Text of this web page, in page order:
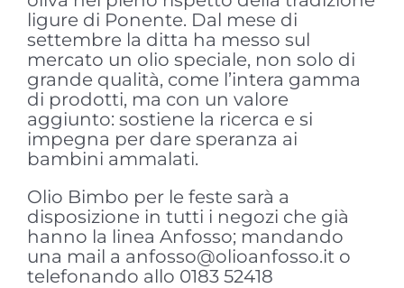
ligure di Ponente. Dal mese di
settembre la ditta ha messo sul
mercato un olio speciale, non solo di
grande qualità, come l’intera gamma
di prodotti, ma con un valore
aggiunto: sostiene la ricerca e si
impegna per dare speranza ai
bambini ammalati.
Olio Bimbo per le feste sarà a
disposizione in tutti i negozi che già
hanno la linea Anfosso; mandando
una mail a anfosso@olioanfosso.it o
telefonando allo 0183 52418